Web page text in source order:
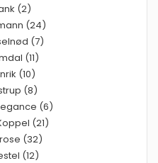
(2)
(24)
(7)
(11)
(10)
(8)
(6)
(21)
(32)
(12)